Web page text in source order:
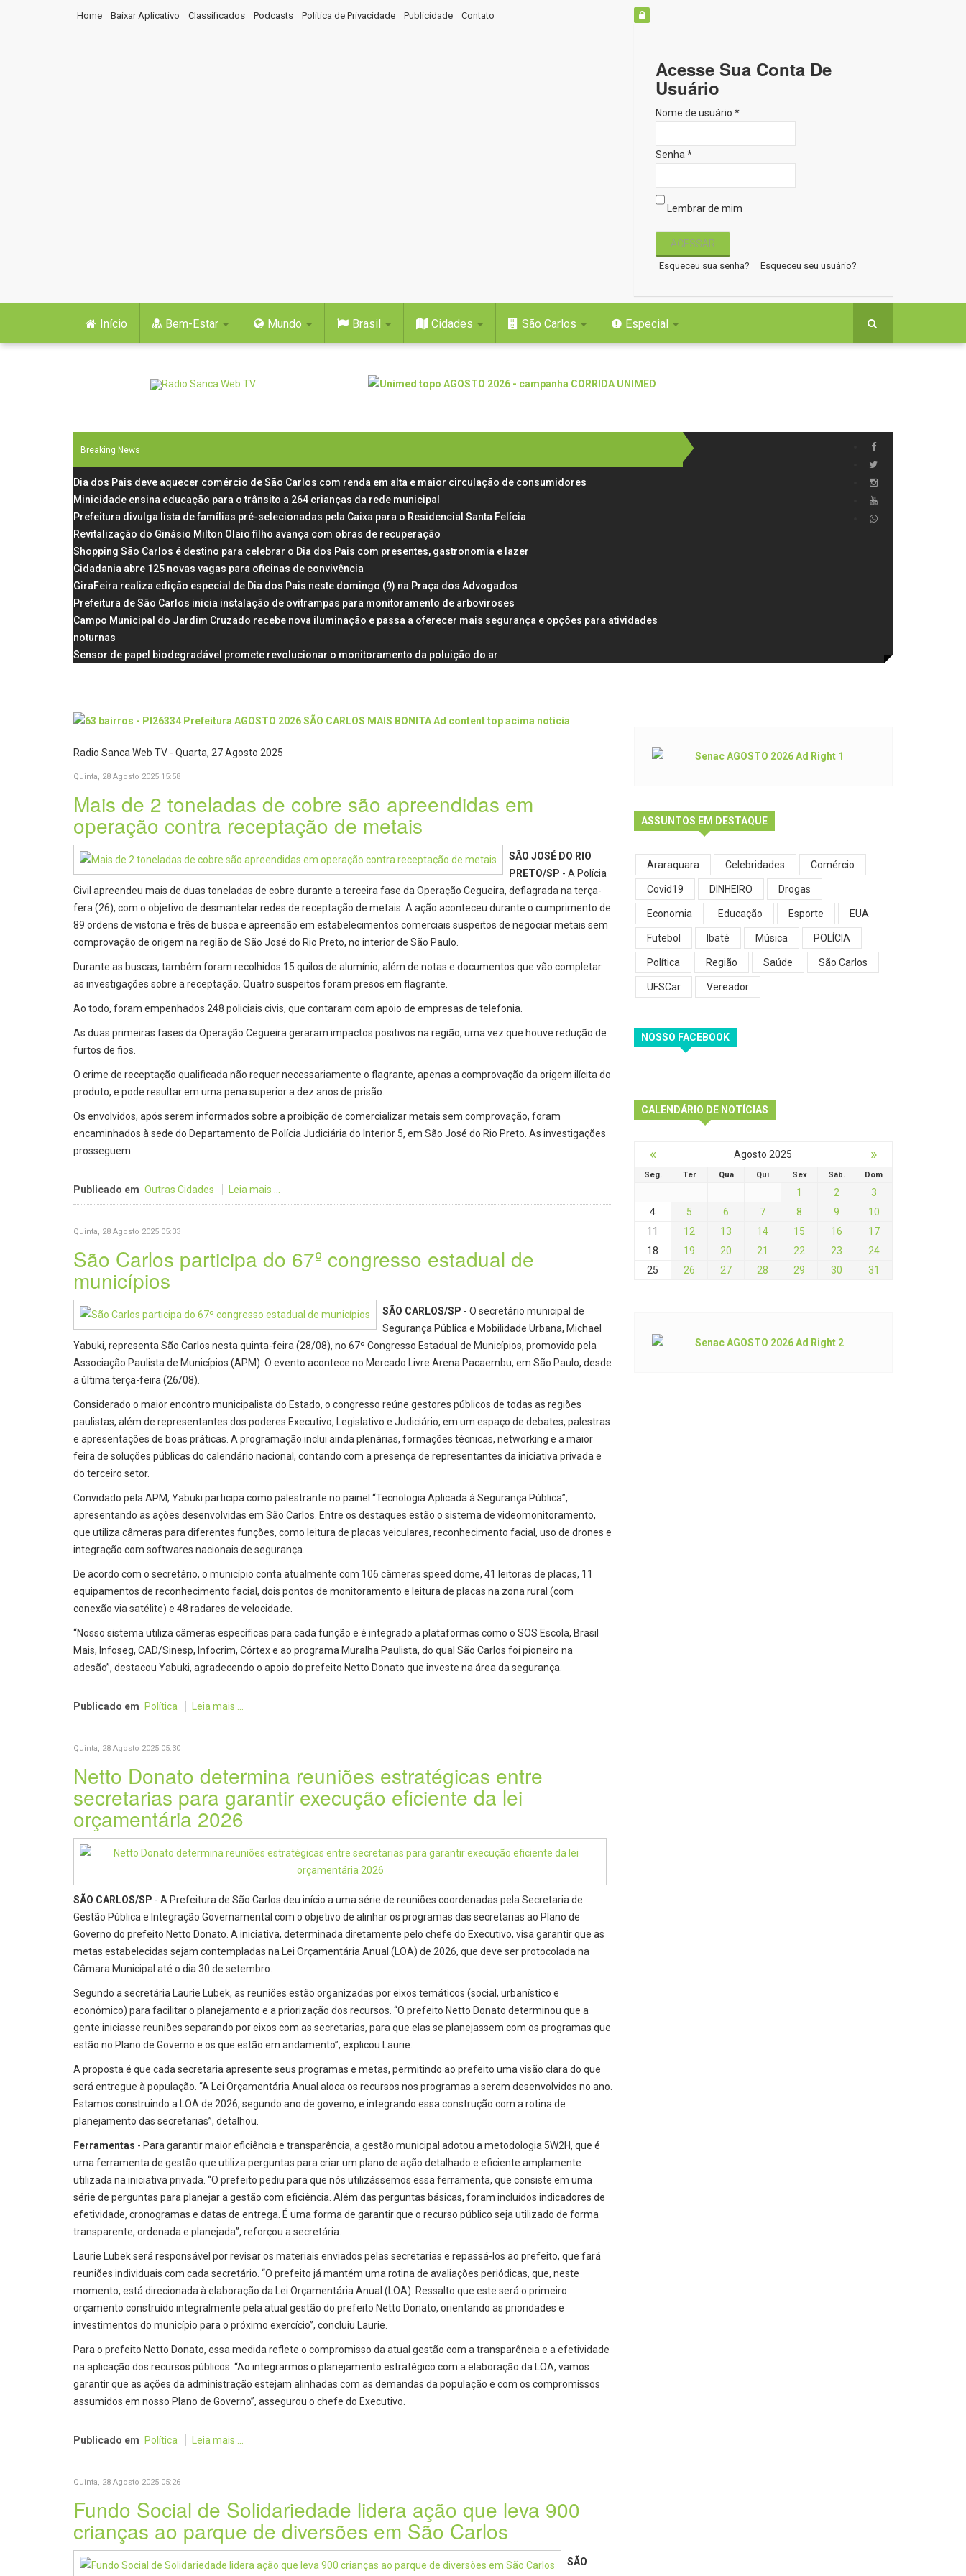
Home Baixar Aplicativo Classificados Podcasts Política de Privacidade Publicidade Contato
Acesse Sua Conta De
Usuário
Nome de usuário *
Senha *
Lembrar de mim
Esqueceu sua senha? Esqueceu seu usuário?
Início Bem-Estar Mundo Brasil Cidades São Carlos Especial
Breaking News
Dia dos Pais deve aquecer comércio de São Carlos com renda em alta e maior circulação de consumidores
Minicidade ensina educação para o trânsito a 264 crianças da rede municipal
Prefeitura divulga lista de famílias pré-selecionadas pela Caixa para o Residencial Santa Felícia
Revitalização do Ginásio Milton Olaio filho avança com obras de recuperação
Shopping São Carlos é destino para celebrar o Dia dos Pais com presentes, gastronomia e lazer
Cidadania abre 125 novas vagas para oficinas de convivência
GiraFeira realiza edição especial de Dia dos Pais neste domingo (9) na Praça dos Advogados
Prefeitura de São Carlos inicia instalação de ovitrampas para monitoramento de arboviroses
Campo Municipal do Jardim Cruzado recebe nova iluminação e passa a oferecer mais segurança e opções para atividades
noturnas
Sensor de papel biodegradável promete revolucionar o monitoramento da poluição do ar
Radio Sanca Web TV - Quarta, 27 Agosto 2025
Quinta, 28 Agosto 2025 15:58
Mais de 2 toneladas de cobre são apreendidas em
operação contra receptação de metais
SÃO JOSÉ DO RIO
PRETO/SP - A Polícia
Civil apreendeu mais de duas toneladas de cobre durante a terceira fase da Operação Cegueira, deflagrada na terça-
fera (26), com o objetivo de desmantelar redes de receptação de metais. A ação aconteceu durante o cumprimento de
89 ordens de vistoria e três de busca e apreensão em estabelecimentos comerciais suspeitos de negociar metais sem
comprovação de origem na região de São José do Rio Preto, no interior de São Paulo.
Durante as buscas, também foram recolhidos 15 quilos de alumínio, além de notas e documentos que vão completar
as investigações sobre a receptação. Quatro suspeitos foram presos em flagrante.
Ao todo, foram empenhados 248 policiais civis, que contaram com apoio de empresas de telefonia.
As duas primeiras fases da Operação Cegueira geraram impactos positivos na região, uma vez que houve redução de
furtos de fios.
O crime de receptação qualificada não requer necessariamente o flagrante, apenas a comprovação da origem ilícita do
produto, e pode resultar em uma pena superior a dez anos de prisão.
Os envolvidos, após serem informados sobre a proibição de comercializar metais sem comprovação, foram
encaminhados à sede do Departamento de Polícia Judiciária do Interior 5, em São José do Rio Preto. As investigações
prosseguem.
Publicado em Outras Cidades Leia mais ...
Quinta, 28 Agosto 2025 05:33
São Carlos participa do 67º congresso estadual de
municípios
SÃO CARLOS/SP - O secretário municipal de
Segurança Pública e Mobilidade Urbana, Michael
Yabuki, representa São Carlos nesta quinta-feira (28/08), no 67º Congresso Estadual de Municípios, promovido pela
Associação Paulista de Municípios (APM). O evento acontece no Mercado Livre Arena Pacaembu, em São Paulo, desde
a última terça-feira (26/08).
Considerado o maior encontro municipalista do Estado, o congresso reúne gestores públicos de todas as regiões
paulistas, além de representantes dos poderes Executivo, Legislativo e Judiciário, em um espaço de debates, palestras
e apresentações de boas práticas. A programação inclui ainda plenárias, formações técnicas, networking e a maior
feira de soluções públicas do calendário nacional, contando com a presença de representantes da iniciativa privada e
do terceiro setor.
Convidado pela APM, Yabuki participa como palestrante no painel “Tecnologia Aplicada à Segurança Pública”,
apresentando as ações desenvolvidas em São Carlos. Entre os destaques estão o sistema de videomonitoramento,
que utiliza câmeras para diferentes funções, como leitura de placas veiculares, reconhecimento facial, uso de drones e
integração com softwares nacionais de segurança.
De acordo com o secretário, o município conta atualmente com 106 câmeras speed dome, 41 leitoras de placas, 11
equipamentos de reconhecimento facial, dois pontos de monitoramento e leitura de placas na zona rural (com
conexão via satélite) e 48 radares de velocidade.
“Nosso sistema utiliza câmeras específicas para cada função e é integrado a plataformas como o SOS Escola, Brasil
Mais, Infoseg, CAD/Sinesp, Infocrim, Córtex e ao programa Muralha Paulista, do qual São Carlos foi pioneiro na
adesão”, destacou Yabuki, agradecendo o apoio do prefeito Netto Donato que investe na área da segurança.
Publicado em Política Leia mais ...
Quinta, 28 Agosto 2025 05:30
Netto Donato determina reuniões estratégicas entre
secretarias para garantir execução eficiente da lei
orçamentária 2026
SÃO CARLOS/SP - A Prefeitura de São Carlos deu início a uma série de reuniões coordenadas pela Secretaria de
Gestão Pública e Integração Governamental com o objetivo de alinhar os programas das secretarias ao Plano de
Governo do prefeito Netto Donato. A iniciativa, determinada diretamente pelo chefe do Executivo, visa garantir que as
metas estabelecidas sejam contempladas na Lei Orçamentária Anual (LOA) de 2026, que deve ser protocolada na
Câmara Municipal até o dia 30 de setembro.
Segundo a secretária Laurie Lubek, as reuniões estão organizadas por eixos temáticos (social, urbanístico e
econômico) para facilitar o planejamento e a priorização dos recursos. “O prefeito Netto Donato determinou que a
gente iniciasse reuniões separando por eixos com as secretarias, para que elas se planejassem com os programas que
estão no Plano de Governo e os que estão em andamento”, explicou Laurie.
A proposta é que cada secretaria apresente seus programas e metas, permitindo ao prefeito uma visão clara do que
será entregue à população. “A Lei Orçamentária Anual aloca os recursos nos programas a serem desenvolvidos no ano.
Estamos construindo a LOA de 2026, segundo ano de governo, e integrando essa construção com a rotina de
planejamento das secretarias”, detalhou.
Ferramentas - Para garantir maior eficiência e transparência, a gestão municipal adotou a metodologia 5W2H, que é
uma ferramenta de gestão que utiliza perguntas para criar um plano de ação detalhado e eficiente amplamente
utilizada na iniciativa privada. “O prefeito pediu para que nós utilizássemos essa ferramenta, que consiste em uma
série de perguntas para planejar a gestão com eficiência. Além das perguntas básicas, foram incluídos indicadores de
efetividade, cronogramas e datas de entrega. É uma forma de garantir que o recurso público seja utilizado de forma
transparente, ordenada e planejada”, reforçou a secretária.
Laurie Lubek será responsável por revisar os materiais enviados pelas secretarias e repassá-los ao prefeito, que fará
reuniões individuais com cada secretário. “O prefeito já mantém uma rotina de avaliações periódicas, que, neste
momento, está direcionada à elaboração da Lei Orçamentária Anual (LOA). Ressalto que este será o primeiro
orçamento construído integralmente pela atual gestão do prefeito Netto Donato, orientando as prioridades e
investimentos do município para o próximo exercício”, concluiu Laurie.
Para o prefeito Netto Donato, essa medida reflete o compromisso da atual gestão com a transparência e a efetividade
na aplicação dos recursos públicos. “Ao integrarmos o planejamento estratégico com a elaboração da LOA, vamos
garantir que as ações da administração estejam alinhadas com as demandas da população e com os compromissos
assumidos em nosso Plano de Governo”, assegurou o chefe do Executivo.
Publicado em Política Leia mais ...
Quinta, 28 Agosto 2025 05:26
Fundo Social de Solidariedade lidera ação que leva 900
crianças ao parque de diversões em São Carlos
SÃO
ASSUNTOS EM DESTAQUE
Araraquara Celebridades Comércio
Covid19 DINHEIRO Drogas
Economia Educação Esporte EUA
Futebol Ibaté Música POLÍCIA
Política Região Saúde São Carlos
UFSCar Vereador
NOSSO FACEBOOK
CALENDÁRIO DE NOTÍCIAS
« Agosto 2025 »
Seg. Ter Qua Qui Sex Sáb. Dom
1 2
3
4
5 6 7 8 9
10
11
12 13 14 15 16
17
18
19 20 21 22 23
24
25
26 27 28 29 30 31